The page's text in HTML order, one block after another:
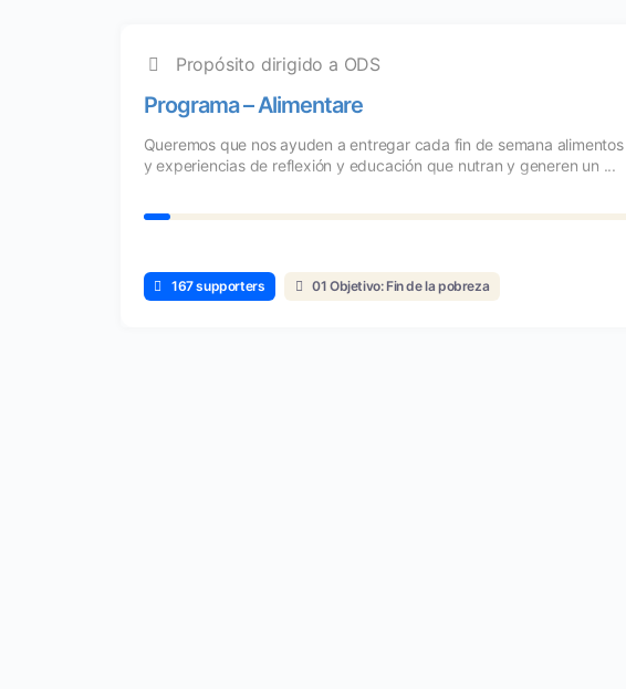
Propósito dirigido a ODS
Programa – Alimentare
Queremos que nos ayuden a entregar cada fin de semana alimentos
y experiencias de reflexión y educación que nutran y generen un ...
167 supporters 01 Objetivo: Fin de la pobreza